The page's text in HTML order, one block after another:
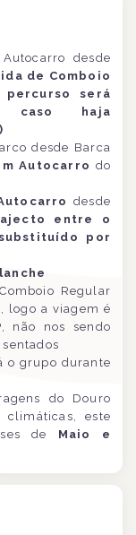
desde
de Comboio
percurso será
caso haja
)
desde Barca
Autocarro do
desde
entre o
por
Regular
logo a viagem é
não nos sendo
o grupo durante
do Douro
climáticas, este
de Maio e